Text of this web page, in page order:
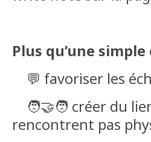
Plus qu’une
💬 favoriser les
🧑‍🤝‍🧑 créer du
rencontrent pas